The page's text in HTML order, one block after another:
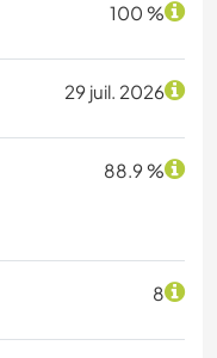
100 %
29 juil. 2026
88.9 %
8